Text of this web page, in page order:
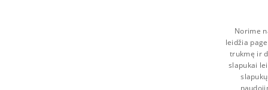
Norime
leidžia
trukmę ir
slapukai